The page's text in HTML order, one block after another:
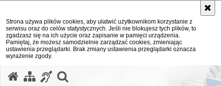
Strona używa plików cookies, aby ułatwić użytkownikom korzystanie z
serwisu oraz do celów statystycznych. Jeśli nie blokujesz tych plików, to
zgadzasz się na ich użycie oraz zapisanie w pamięci urządzenia.
Pamiętaj, że możesz samodzielnie zarządzać cookies, zmieniając
ustawienia przeglądarki. Brak zmiany ustawienia przeglądarki oznacza
wyrażenie zgody.